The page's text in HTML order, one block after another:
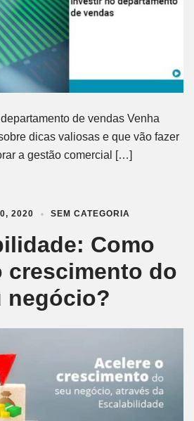
de vendas Venha
dicas valiosas e que vão fazer
a gestão comercial […]
2020 SEM CATEGORIA
Como
crescimento do
negócio?